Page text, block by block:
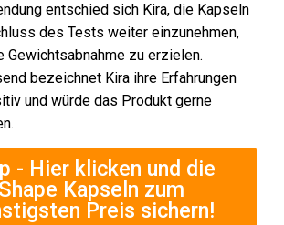
entschied sich Kira, die Kapseln
des Tests weiter einzunehmen,
Gewichtsabnahme zu erzielen.
bezeichnet Kira ihre Erfahrungen
und würde das Produkt gerne
- Hier klicken und die
Shape Kapseln zum
Preis sichern!